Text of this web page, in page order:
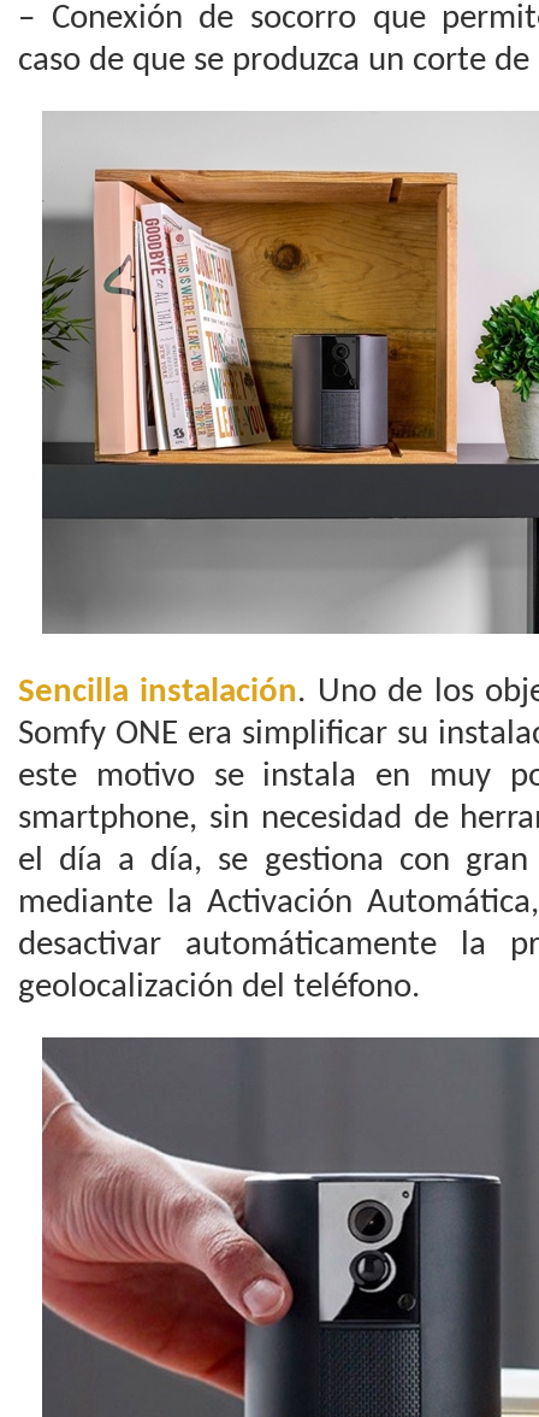
– Conexión de socorro que
caso de que se produzca un corte
Sencilla instalación. Uno de los
Somfy ONE era simplificar su
este motivo se instala en muy
smartphone, sin necesidad de
el día a día, se gestiona con
mediante la Activación
desactivar automáticamente la
geolocalización del teléfono.